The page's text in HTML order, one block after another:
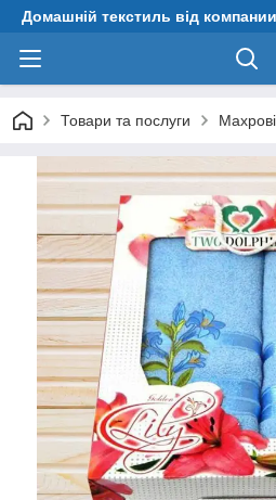
Домашній текстиль від
Товари та послуги